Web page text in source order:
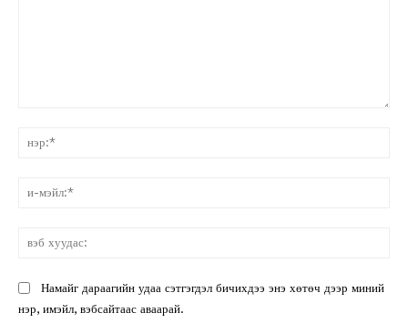
Намайг дараагийн удаа сэтгэгдэл бичихдээ энэ хөтөч дээр миний
нэр, имэйл, вэбсайтаас аваарай.